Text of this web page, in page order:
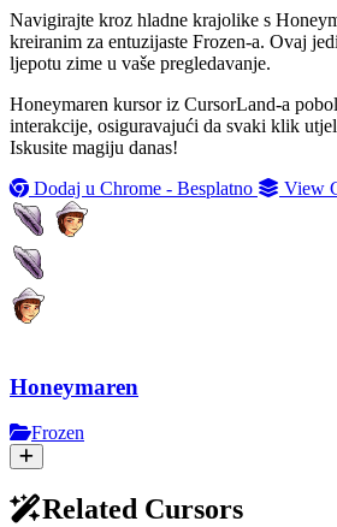
Navigirajte kroz hladne krajolike s
kreiranim za entuzijaste Frozen-a. Ovaj
ljepotu zime u vaše pregledavanje.
Honeymaren kursor iz CursorLand-a
interakcije, osiguravajući da svaki klik
Iskusite magiju danas!
Dodaj u Chrome - Besplatno
View
Honeymaren
Frozen
Related Cursors